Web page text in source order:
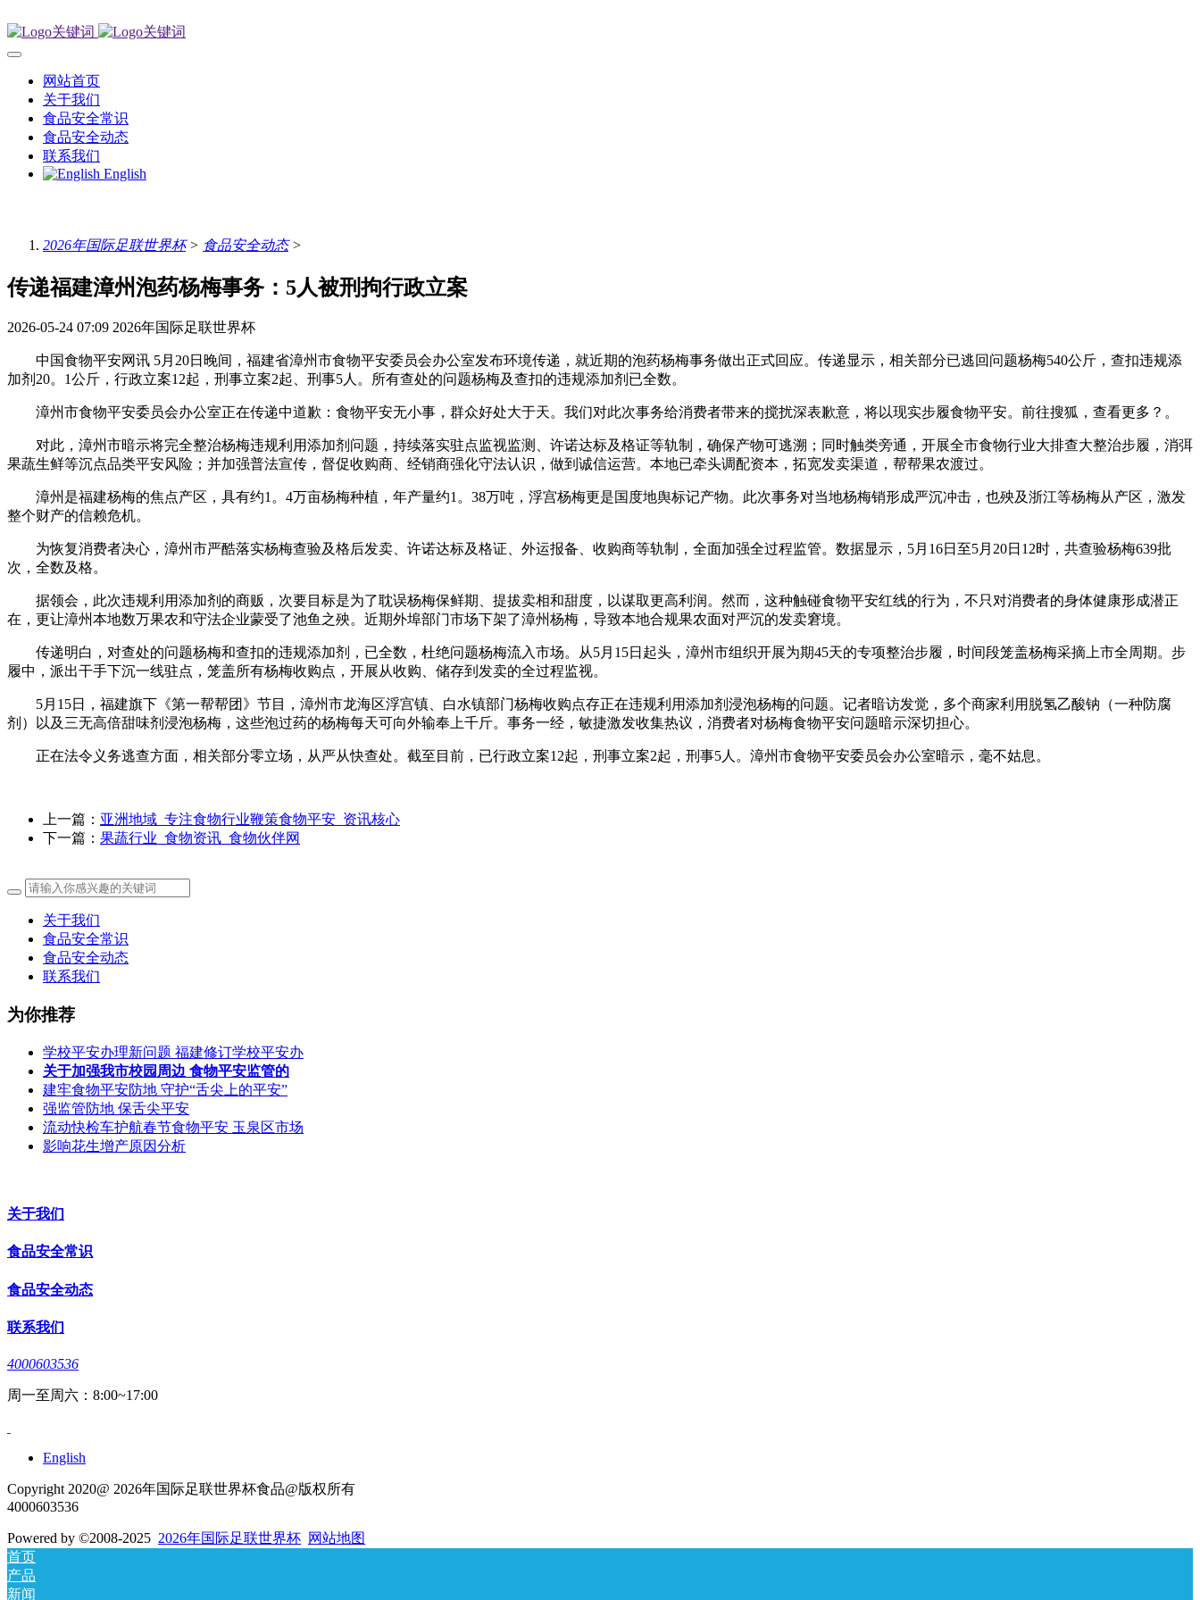
网站首页
关于我们
食品安全常识
食品安全动态
联系我们
English
2026年国际足联世界杯> 食品安全动态>
传递福建漳州泡药杨梅事务：5人被刑拘行政立案
2026-05-24 07:09 2026年国际足联世界杯
中国食物平安网讯 5月20日晚间，福建省漳州市食物平安委员会办公室发布环境传递，就近期的泡药杨梅事务做出正式回应。传递显示，相关部分已逃回问题杨梅540公斤，查扣违规添
加剂20。1公斤，行政立案12起，刑事立案2起、刑事5人。所有查处的问题杨梅及查扣的违规添加剂已全数。
漳州市食物平安委员会办公室正在传递中道歉：食物平安无小事，群众好处大于天。我们对此次事务给消费者带来的搅扰深表歉意，将以现实步履食物平安。前往搜狐，查看更多？。
对此，漳州市暗示将完全整治杨梅违规利用添加剂问题，持续落实驻点监视监测、许诺达标及格证等轨制，确保产物可逃溯；同时触类旁通，开展全市食物行业大排查大整治步履，消弭
果蔬生鲜等沉点品类平安风险；并加强普法宣传，督促收购商、经销商强化守法认识，做到诚信运营。本地已牵头调配资本，拓宽发卖渠道，帮帮果农渡过。
漳州是福建杨梅的焦点产区，具有约1。4万亩杨梅种植，年产量约1。38万吨，浮宫杨梅更是国度地舆标记产物。此次事务对当地杨梅销形成严沉冲击，也殃及浙江等杨梅从产区，激发
整个财产的信赖危机。
为恢复消费者决心，漳州市严酷落实杨梅查验及格后发卖、许诺达标及格证、外运报备、收购商等轨制，全面加强全过程监管。数据显示，5月16日至5月20日12时，共查验杨梅639批
次，全数及格。
据领会，此次违规利用添加剂的商贩，次要目标是为了耽误杨梅保鲜期、提拔卖相和甜度，以谋取更高利润。然而，这种触碰食物平安红线的行为，不只对消费者的身体健康形成潜正
在，更让漳州本地数万果农和守法企业蒙受了池鱼之殃。近期外埠部门市场下架了漳州杨梅，导致本地合规果农面对严沉的发卖窘境。
传递明白，对查处的问题杨梅和查扣的违规添加剂，已全数，杜绝问题杨梅流入市场。从5月15日起头，漳州市组织开展为期45天的专项整治步履，时间段笼盖杨梅采摘上市全周期。步
履中，派出干手下沉一线驻点，笼盖所有杨梅收购点，开展从收购、储存到发卖的全过程监视。
5月15日，福建旗下《第一帮帮团》节目，漳州市龙海区浮宫镇、白水镇部门杨梅收购点存正在违规利用添加剂浸泡杨梅的问题。记者暗访发觉，多个商家利用脱氢乙酸钠（一种防腐
剂）以及三无高倍甜味剂浸泡杨梅，这些泡过药的杨梅每天可向外输奉上千斤。事务一经，敏捷激发收集热议，消费者对杨梅食物平安问题暗示深切担心。
正在法令义务逃查方面，相关部分零立场，从严从快查处。截至目前，已行政立案12起，刑事立案2起，刑事5人。漳州市食物平安委员会办公室暗示，毫不姑息。
上一篇： 亚洲地域_专注食物行业鞭策食物平安_资讯核心
下一篇： 果蔬行业_食物资讯_食物伙伴网
关于我们
食品安全常识
食品安全动态
联系我们
为你推荐
学校平安办理新问题 福建修订学校平安办
关于加强我市校园周边 食物平安监管的
建牢食物平安防地 守护“舌尖上的平安”
强监管防地 保舌尖平安
流动快检车护航春节食物平安 玉泉区市场
影响花生增产原因分析
关于我们
食品安全常识
食品安全动态
联系我们
4000603536
周一至周六：8:00~17:00
English
Copyright 2020@ 2026年国际足联世界杯食品@版权所有
4000603536
Powered by ©2008-2025 2026年国际足联世界杯 网站地图
首页
产品
新闻